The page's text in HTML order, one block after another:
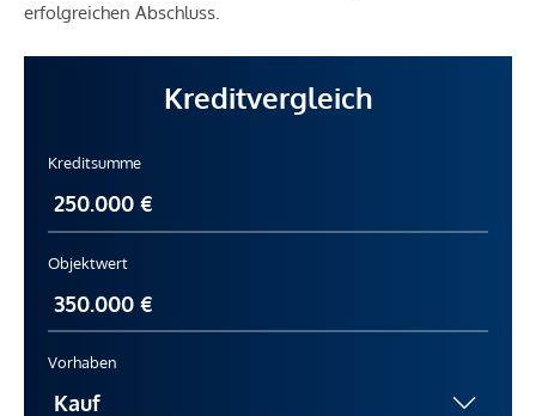
erfolgreichen Abschluss.
Kreditvergleich
Kreditsumme
Objektwert
Vorhaben